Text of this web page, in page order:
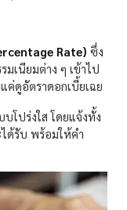
Rate) ซึ่ง
เนียมต่าง ๆ เข้าไป
ค่ดูอัตราดอกเบี้ยเฉย
โปร่งใส โดยแจ้งทั้ง
ด้รับ พร้อมให้คำ